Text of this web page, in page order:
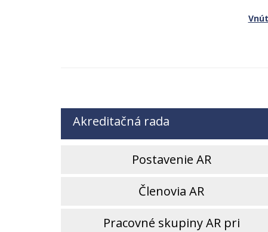
Akreditačná rada
Postavenie AR
Členovia AR
Pracovné skupiny AR pri